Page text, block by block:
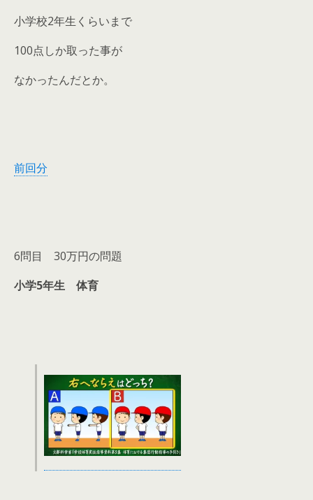
小学校2年生くらいまで
100点しか取った事が
なかったんだとか。
前回分
6問目 30万円の問題
小学5年生 体育